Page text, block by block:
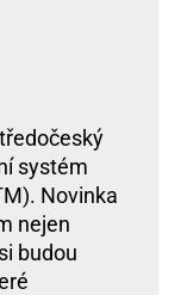
systém
Novinka
nejen
budou